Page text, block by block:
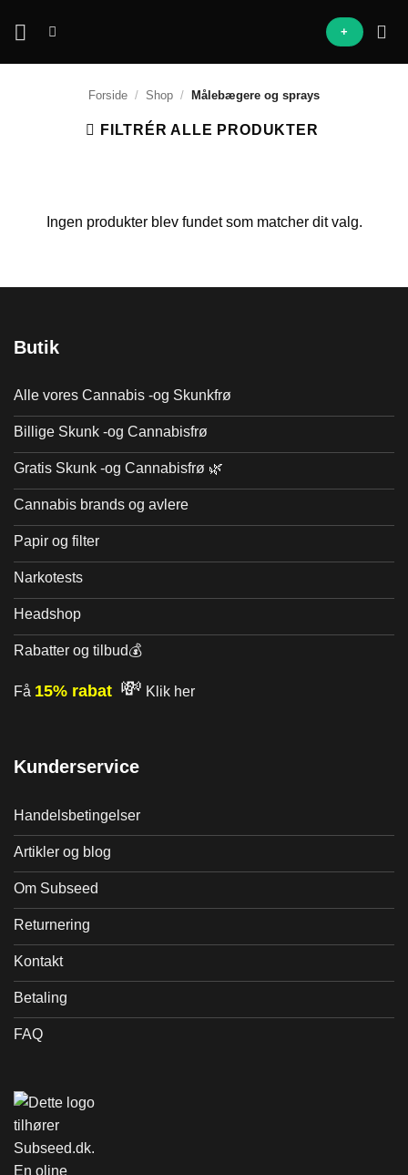
+
Forside / Shop / Målebægere og sprays
FILTRÉR ALLE PRODUKTER
Ingen produkter blev fundet som matcher dit valg.
Butik
Alle vores Cannabis -og Skunkfrø
Billige Skunk -og Cannabisfrø
Gratis Skunk -og Cannabisfrø 🌿
Cannabis brands og avlere
Papir og filter
Narkotests
Headshop
Rabatter og tilbud💰
Få 15% rabat 💸 Klik her
Kunderservice
Handelsbetingelser
Artikler og blog
Om Subseed
Returnering
Kontakt
Betaling
FAQ